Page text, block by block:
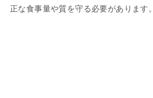
正な食事量や質を守る必要があります。